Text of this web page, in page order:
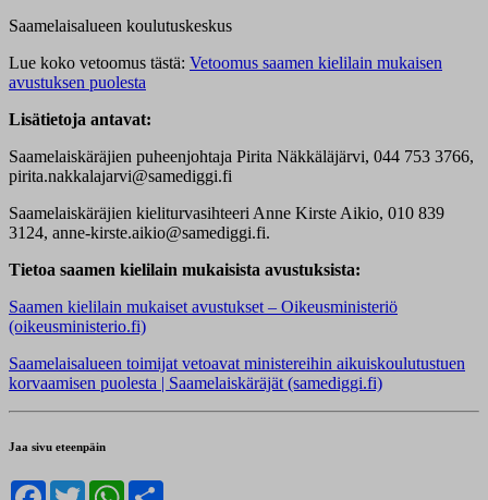
Saamelaisalueen koulutuskeskus
Lue koko vetoomus tästä: Vetoomus saamen kielilain mukaisen
avustuksen puolesta
Lisätietoja antavat:
Saamelaiskäräjien puheenjohtaja Pirita Näkkäläjärvi, 044 753 3766,
pirita.nakkalajarvi@samediggi.fi
Saamelaiskäräjien kieliturvasihteeri Anne Kirste Aikio, 010 839
3124, anne-kirste.aikio@samediggi.fi.
Tietoa saamen kielilain mukaisista avustuksista:
Saamen kielilain mukaiset avustukset – Oikeusministeriö
(oikeusministerio.fi)
Saamelaisalueen toimijat vetoavat ministereihin aikuiskoulutustuen
korvaamisen puolesta | Saamelaiskäräjät (samediggi.fi)
Jaa sivu eteenpäin
Facebook
TwitterWhatsApp